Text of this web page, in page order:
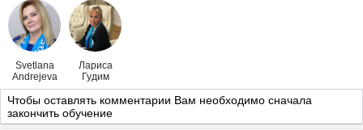
Svetlana
Andrejeva
Лариса
Гудим
Чтобы оставлять комментарии Вам необходимо сначала
закончить обучение